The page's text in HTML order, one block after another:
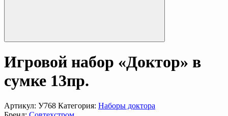
Игровой набор «Доктор» в
сумке 13пр.
Артикул: У768 Категория: Наборы доктора